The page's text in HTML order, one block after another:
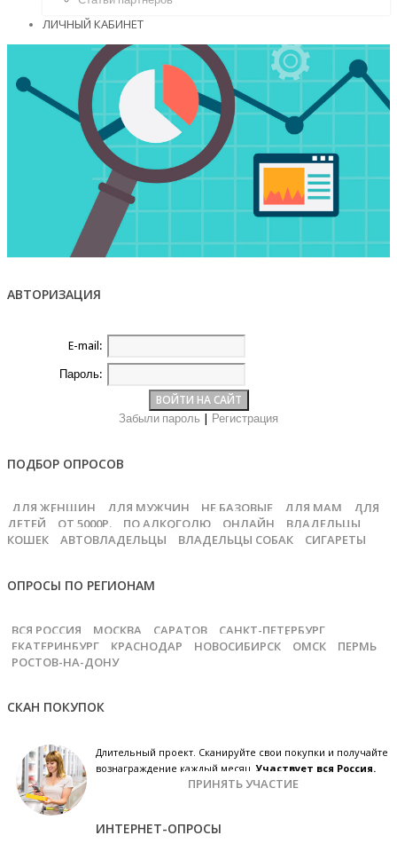
ЛИЧНЫЙ КАБИНЕТ
АВТОРИЗАЦИЯ
E-mail:
Пароль:
Забыли пароль Регистрация
ПОДБОР ОПРОСОВ
ДЛЯ ЖЕНЩИН ДЛЯ МУЖЧИН НЕ БАЗОВЫЕ ДЛЯ МАМ
ДЛЯ
ДЕТЕЙ
ОТ 5000Р. ПО АЛКОГОЛЮ ОНЛАЙН
ВЛАДЕЛЬЦЫ
КОШЕК
АВТОВЛАДЕЛЬЦЫ ВЛАДЕЛЬЦЫ СОБАК СИГАРЕТЫ
ОПРОСЫ ПО РЕГИОНАМ
ВСЯ РОССИЯ МОСКВА САРАТОВ
САНКТ-ПЕТЕРБУРГ
ЕКАТЕРИНБУРГ
КРАСНОДАР НОВОСИБИРСК ОМСК
ПЕРМЬ
РОСТОВ-НА-ДОНУ
СКАН ПОКУПОК
Длительный проект. Сканируйте свои покупки и получайте
вознаграждение каждый месяц.Участвует вся Россия.
ПРИНЯТЬ УЧАСТИЕ
ИНТЕРНЕТ-ОПРОСЫ